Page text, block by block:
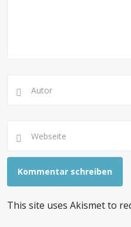
This site uses Akismet to